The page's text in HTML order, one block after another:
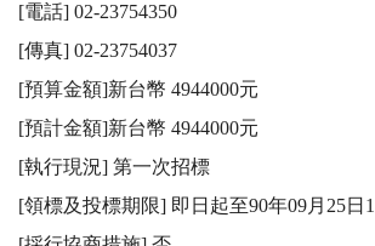
[電話] 02-23754350
[傳真] 02-23754037
[預算金額]新台幣 4944000元
[預計金額]新台幣 4944000元
[執行現況] 第一次招標
[領標及投標期限] 即日起至90年09月25日